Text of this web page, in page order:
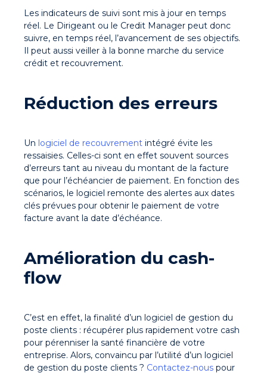
Les indicateurs de suivi sont mis à jour en temps
réel. Le Dirigeant ou le Credit Manager peut donc
suivre, en temps réel, l’avancement de ses objectifs.
Il peut aussi veiller à la bonne marche du service
crédit et recouvrement.
Réduction des erreurs
Un logiciel de recouvrement intégré évite les
ressaisies. Celles-ci sont en effet souvent sources
d’erreurs tant au niveau du montant de la facture
que pour l’échéancier de paiement. En fonction des
scénarios, le logiciel remonte des alertes aux dates
clés prévues pour obtenir le paiement de votre
facture avant la date d’échéance.
Amélioration du cash-
flow
C’est en effet, la finalité d’un logiciel de gestion du
poste clients : récupérer plus rapidement votre cash
pour pérenniser la santé financière de votre
entreprise. Alors, convaincu par l’utilité d’un logiciel
de gestion du poste clients ? Contactez-nous pour